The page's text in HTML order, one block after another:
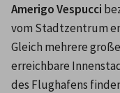
Amerigo Vespucci
vom Stadtzentrum
Gleich mehrere
erreichbare
des Flughafens